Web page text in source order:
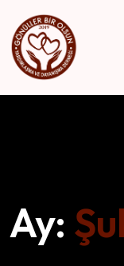
Ay: